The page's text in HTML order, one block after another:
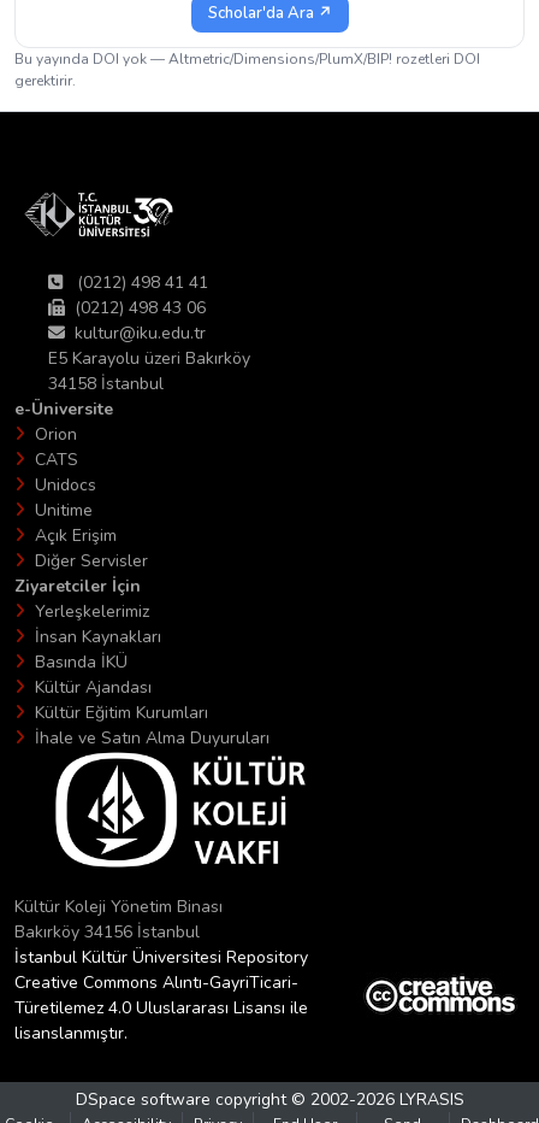
Scholar'da Ara ↗
Bu yayında DOI yok — Altmetric/Dimensions/PlumX/BIP! rozetleri DOI
gerektirir.
(0212) 498 41 41
(0212) 498 43 06
kultur@iku.edu.tr
E5 Karayolu üzeri Bakırköy
34158 İstanbul
e-Üniversite
Orion
CATS
Unidocs
Unitime
Açık Erişim
Diğer Servisler
Ziyaretciler İçin
Yerleşkelerimiz
İnsan Kaynakları
Basında İKÜ
Kültür Ajandası
Kültür Eğitim Kurumları
İhale ve Satın Alma Duyuruları
Kültür Koleji Yönetim Binası
Bakırköy 34156 İstanbul
İstanbul Kültür Üniversitesi Repository
Creative Commons Alıntı-GayriTicari-
Türetilemez 4.0 Uluslararası Lisansı ile
lisanslanmıştır.
DSpace software copyright © 2002-2026 LYRASIS